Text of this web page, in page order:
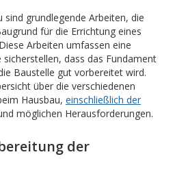
sind grundlegende Arbeiten, die
für die Errichtung eines
Arbeiten umfassen eine
dass das Fundament
Baustelle gut vorbereitet wird.
über die verschiedenen
Hausbau, einschließlich der
möglichen Herausforderungen.
der